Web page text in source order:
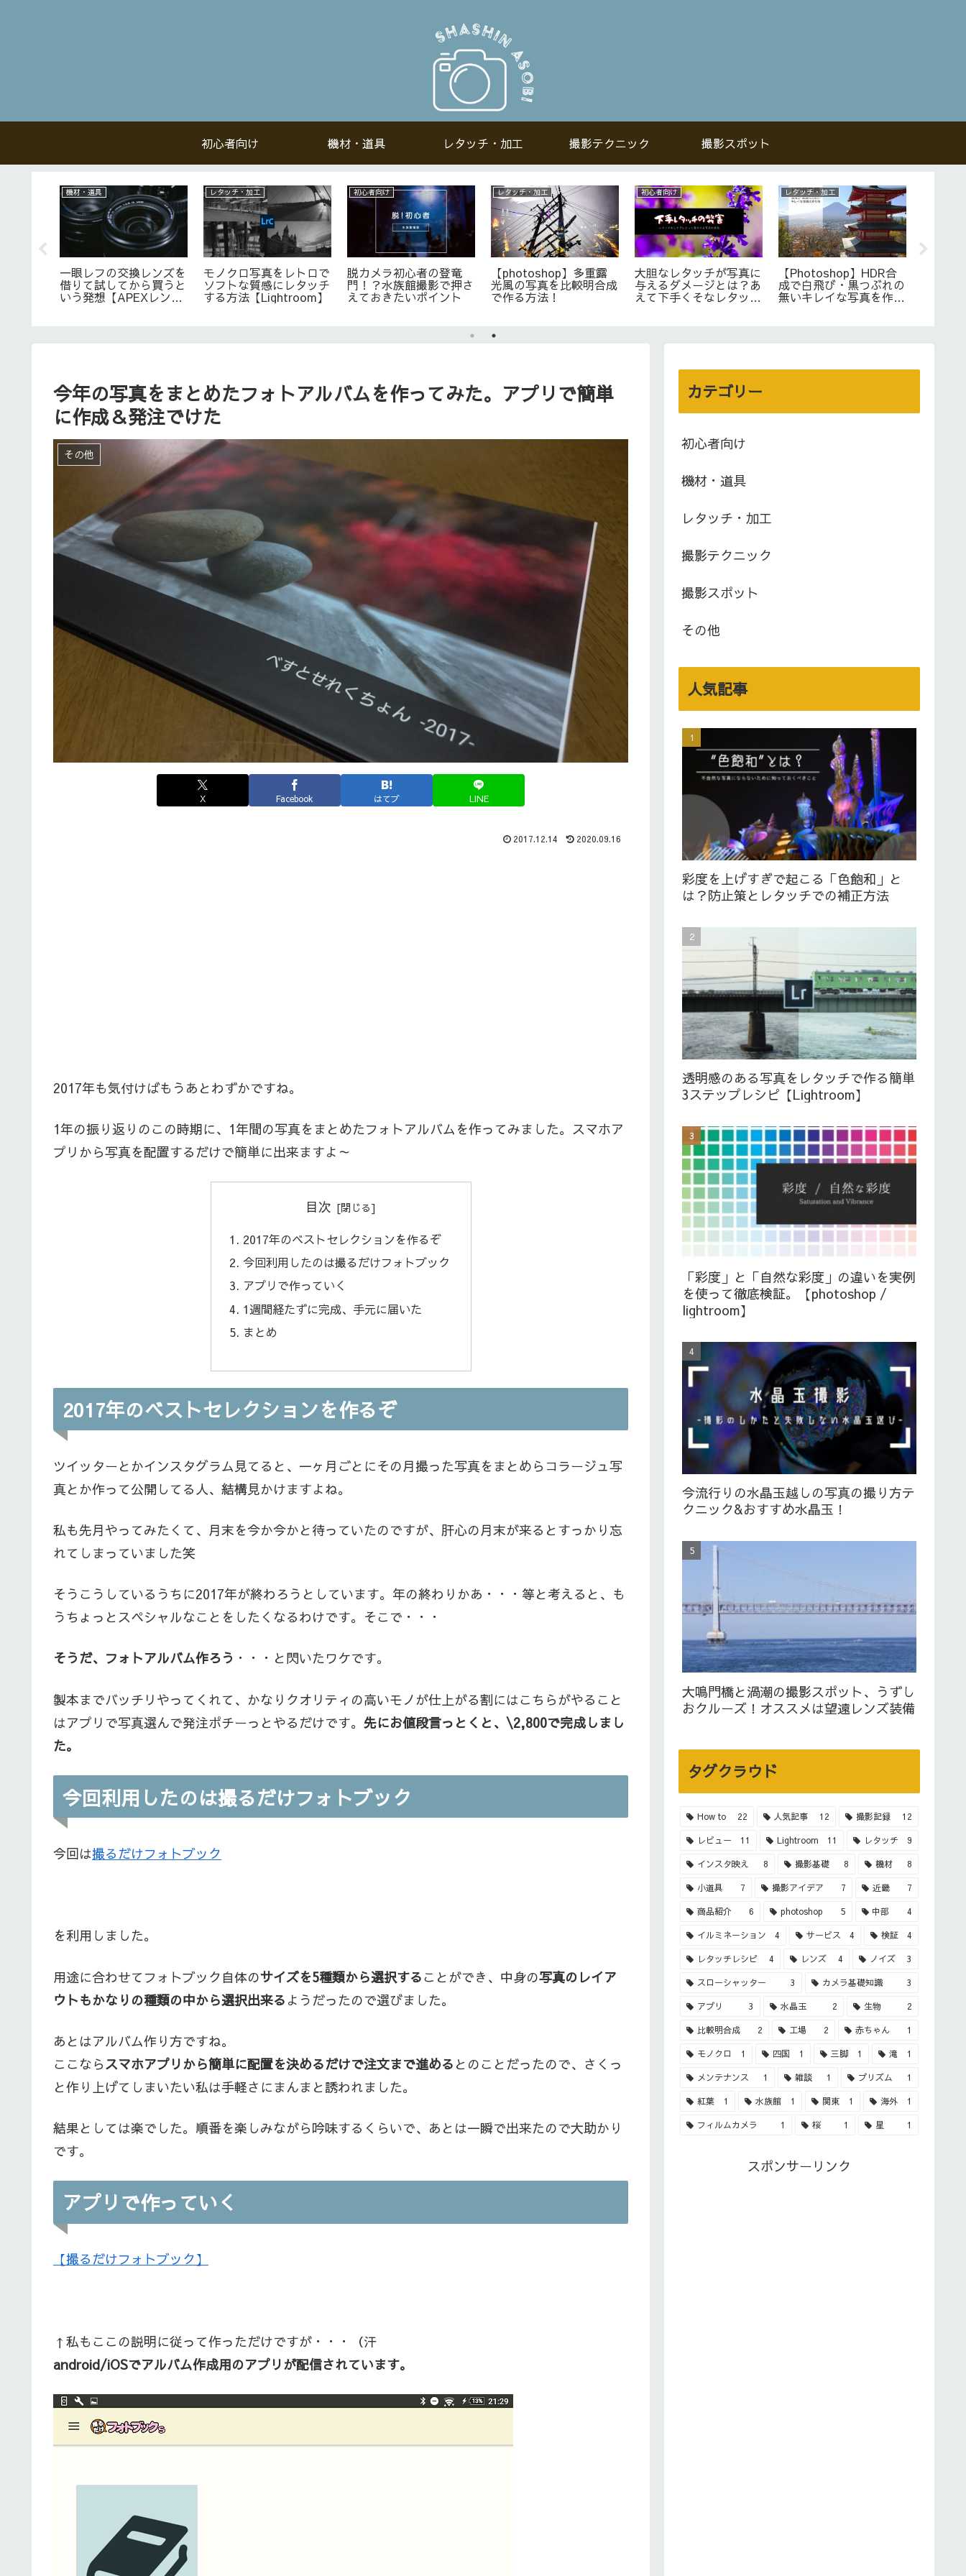
初心者向け 機材・道具 レタッチ・加工 撮影テクニック 撮影スポット
初心者向け
スローシャッターで滝を
撮る！必要な機材と失敗
しない撮影方法
初心者向け
インスタ映え！超簡単・
水晶玉越しの地平線写真
の撮り方
機材・道具
赤ちゃんの成長を究極に
可愛く残す月齢フォト
(マンスリーフォト)のア
初心者向け
今流行りの水晶玉越しの
写真の撮り方テクニック
&おすすめ水晶玉！
初心者向け
彩度を上げすぎで起こる
「色飽和」とは？防止策
とレタッチでの補正方法
機材・道具
三角プリズムを使って写
真撮影をするというアイ
デア【研究中】
今年の写真をまとめたフォトアルバムを作ってみた。アプリで簡単
に作成＆発注でけた
その他
X Facebook はてブ LINE
2017.12.14 2020.09.16
2017年も気付けばもうあとわずかですね。
1年の振り返りのこの時期に、1年間の写真をまとめたフォトアルバムを作ってみました。スマホア
プリから写真を配置するだけで簡単に出来ますよ～
目次
2017年のベストセレクションを作るぞ
今回利用したのは撮るだけフォトブック
アプリで作っていく
1週間経たずに完成、手元に届いた
まとめ
2017年のベストセレクションを作るぞ
ツイッターとかインスタグラム見てると、一ヶ月ごとにその月撮った写真をまとめらコラージュ写
真とか作って公開してる人、結構見かけますよね。
私も先月やってみたくて、月末を今か今かと待っていたのですが、肝心の月末が来るとすっかり忘
れてしまっていました笑
そうこうしているうちに2017年が終わろうとしています。年の終わりかあ・・・等と考えると、も
うちょっとスペシャルなことをしたくなるわけです。そこで・・・
そうだ、フォトアルバム作ろう ・・・と閃いたワケです。
製本までバッチリやってくれて、かなりクオリティの高いモノが仕上がる割にはこちらがやること
はアプリで写真選んで発注ポチーっとやるだけです。 先にお値段言っとくと、\2,800で完成しまし
た。
今回利用したのは撮るだけフォトブック
今回は撮るだけフォトブック
を利用しました。
用途に合わせてフォトブック自体のサイズを5種類から選択することができ、中身の写真のレイア
ウトもかなりの種類の中から選択出来る ようだったので選びました。
あとはアルバム作り方ですね。
ここならスマホアプリから簡単に配置を決めるだけで注文まで進める とのことだったので、さくっ
と作り上げてしまいたい私は手軽さにまんまと誘われました。
結果としては楽でした。順番を楽しみながら吟味するくらいで、あとは一瞬で出来たので大助かり
です。
アプリで作っていく
【撮るだけフォトブック】
↑私もここの説明に従って作っただけですが・・・（汗
android/iOSでアルバム作成用のアプリが配信されています。
カテゴリー
初心者向け
機材・道具
レタッチ・加工
撮影テクニック
撮影スポット
その他
人気記事
彩度を上げすぎで起こる「色飽和」と
は？防止策とレタッチでの補正方法
透明感のある写真をレタッチで作る簡単
3ステップレシピ【Lightroom】
「彩度」と「自然な彩度」の違いを実例
を使って徹底検証。【photoshop /
lightroom】
今流行りの水晶玉越しの写真の撮り方テ
クニック&おすすめ水晶玉！
大鳴門橋と渦潮の撮影スポット、うずし
おクルーズ！オススメは望遠レンズ装備
タグクラウド
How to 22 人気記事 12 撮影記録 12
レビュー 11 Lightroom 11 レタッチ 9
インスタ映え 8 撮影基礎 8 機材 8
小道具 7 撮影アイデア 7 近畿 7
商品紹介 6 photoshop 5 中部 4
イルミネーション 4 サービス 4 検証 4
レタッチレシピ 4 レンズ 4 ノイズ 3
スローシャッター 3 カメラ基礎知識 3
アプリ 3 水晶玉 2 生物 2
比較明合成 2 工場 2 赤ちゃん 1
モノクロ 1 四国 1 三脚 1 滝 1
メンテナンス 1 雑談 1 プリズム 1
紅葉 1 水族館 1 関東 1 海外 1
フィルムカメラ 1 桜 1 星 1
スポンサーリンク